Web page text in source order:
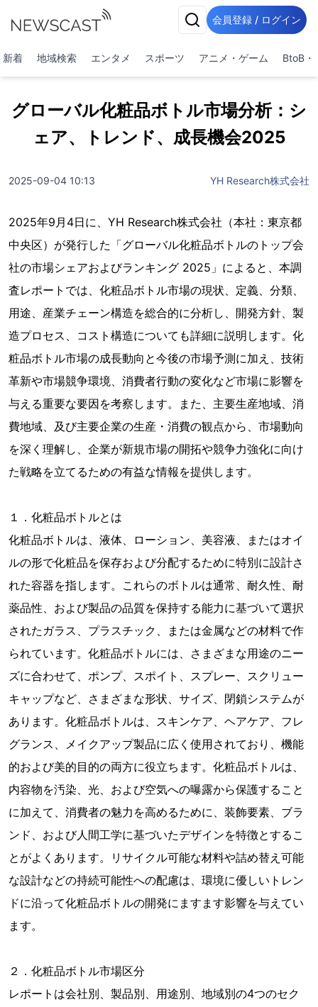
会員登録 / ログイン
新着 地域検索 エンタメ スポーツ アニメ・ゲーム BtoB・
グローバル化粧品ボトル市場分析：シ
ェア、トレンド、成長機会2025
2025-09-04 10:13 YH Research株式会社
2025年9月4日に、YH Research株式会社（本社：東京都
中央区）が発行した「グローバル化粧品ボトルのトップ会
社の市場シェアおよびランキング 2025」によると、本調
査レポートでは、化粧品ボトル市場の現状、定義、分類、
用途、産業チェーン構造を総合的に分析し、開発方針、製
造プロセス、コスト構造についても詳細に説明します。化
粧品ボトル市場の成長動向と今後の市場予測に加え、技術
革新や市場競争環境、消費者行動の変化など市場に影響を
与える重要な要因を考察します。また、主要生産地域、消
費地域、及び主要企業の生産・消費の観点から、市場動向
を深く理解し、企業が新規市場の開拓や競争力強化に向け
た戦略を立てるための有益な情報を提供します。
１．化粧品ボトルとは
化粧品ボトルは、液体、ローション、美容液、またはオイ
ルの形で化粧品を保存および分配するために特別に設計さ
れた容器を指します。これらのボトルは通常、耐久性、耐
薬品性、および製品の品質を保持する能力に基づいて選択
されたガラス、プラスチック、または金属などの材料で作
られています。化粧品ボトルには、さまざまな用途のニー
ズに合わせて、ポンプ、スポイト、スプレー、スクリュー
キャップなど、さまざまな形状、サイズ、閉鎖システムが
あります。化粧品ボトルは、スキンケア、ヘアケア、フレ
グランス、メイクアップ製品に広く使用されており、機能
的および美的目的の両方に役立ちます。化粧品ボトルは、
内容物を汚染、光、および空気への曝露から保護すること
に加えて、消費者の魅力を高めるために、装飾要素、ブラ
ンド、および人間工学に基づいたデザインを特徴とするこ
とがよくあります。リサイクル可能な材料や詰め替え可能
な設計などの持続可能性への配慮は、環境に優しいトレン
ドに沿って化粧品ボトルの開発にますます影響を与えてい
ます。
２．化粧品ボトル市場区分
レポートは会社別、製品別、用途別、地域別の4つのセク